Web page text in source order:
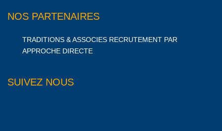
NOS PARTENAIRES
TRADITIONS & ASSOCIES RECRUTEMENT PAR
APPROCHE DIRECTE
SUIVEZ NOUS